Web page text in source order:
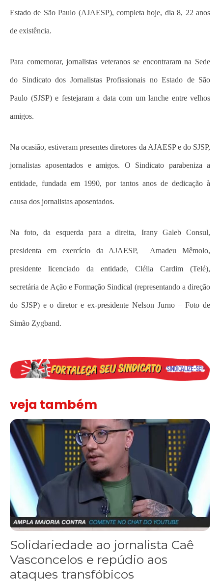
Estado de São Paulo (AJAESP), completa hoje, dia 8, 22 anos
de existência.
Para comemorar, jornalistas veteranos se encontraram na Sede
do Sindicato dos Jornalistas Profissionais no Estado de São
Paulo (SJSP) e festejaram a data com um lanche entre velhos
amigos.
Na ocasião, estiveram presentes diretores da AJAESP e do SJSP,
jornalistas aposentados e amigos. O Sindicato parabeniza a
entidade, fundada em 1990, por tantos anos de dedicação à
causa dos jornalistas aposentados.
Na foto, da esquerda para a direita, Irany Galeb Consul,
presidenta em exercício da AJAESP, Amadeu Mêmolo,
presidente licenciado da entidade, Clélia Cardim (Telé),
secretária de Ação e Formação Sindical (representando a direção
do SJSP) e o diretor e ex-presidente Nelson Jurno – Foto de
Simão Zygband.
veja também
Solidariedade ao jornalista Caê Vasconcelos e repúdio aos
Solidariedade ao jornalista Caê
Vasconcelos e repúdio aos
ataques transfóbicos